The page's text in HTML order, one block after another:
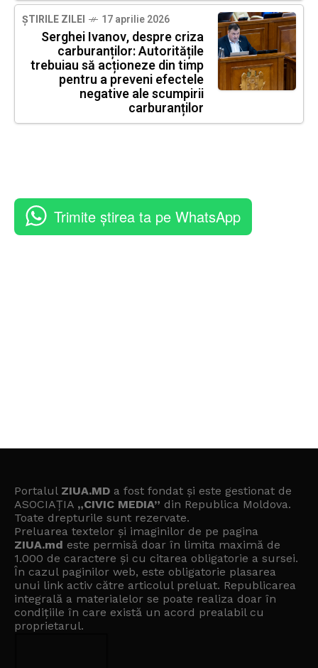
ȘTIRILE ZILEI 17 aprilie 2026
Serghei Ivanov, despre criza
carburanților: Autoritățile
trebuiau să acționeze din timp
pentru a preveni efectele
negative ale scumpirii
carburanților
Trimite știrea ta pe WhatsApp
Portalul ZIUA.MD a fost fondat și este gestionat de
ASOCIAȚIA „CIVIC MEDIA” din Republica Moldova.
Toate drepturile sunt rezervate.
Preluarea textelor și imaginilor de pe pagina
ZIUA.md este permisă doar în limita maximă de
1.000 de caractere și cu citarea obligatorie a sursei.
În cazul paginilor web, este obligatorie plasarea
unui link activ către articolul preluat. Republicarea
integrală a materialelor se poate realiza doar în
condițiile în care există un acord prealabil cu
proprietarul.